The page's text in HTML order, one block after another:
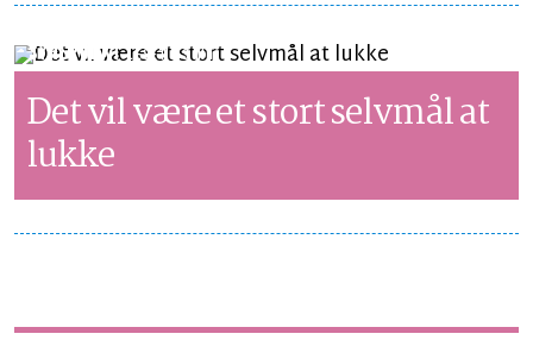
SYNSPUNKT LÆSETID 3 MIN.
Det vil være et stort selvmål at
lukke